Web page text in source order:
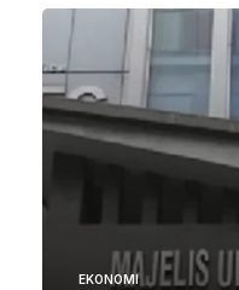
EKONOMI